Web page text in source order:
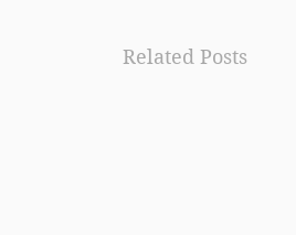
Related Posts